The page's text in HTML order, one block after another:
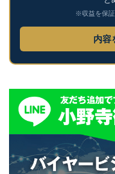
※収益を保証
内容